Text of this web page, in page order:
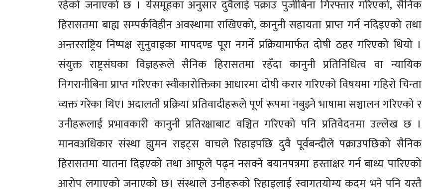
रहेको जनाएको छ । र्यसमूहका अनुसार दुवैलाई पक्राउ पुर्जीबिना गिरफ्तार गरिएको, सैनिक
हिरासतमा बाह्य सम्पर्कविहीन अवस्थामा राखिएको, कानुनी सहायता प्राप्त गर्न नदिइएको तथा
अन्तरराष्ट्रिय निष्पक्ष सुनुवाइका मापदण्ड पूरा नगर्ने प्रक्रियामार्फत दोषी ठहर गरिएको थियो ।
संयुक्त राष्ट्रसंघका विज्ञहरूले सैनिक हिरासतमा रहँदा कानुनी प्रतिनिधित्व वा न्यायिक
निगरानीबिना प्राप्त गरिएका स्वीकारोक्तिका आधारमा दोषी करार गरिएको विषयमा गहिरो चिन्ता
व्यक्त गरेका थिए। अदालती प्रक्रिया प्रतिवादीहरूले पूर्ण रूपमा नबुझ्ने भाषामा सञ्चालन गरिएको र
उनीहरूलाई प्रभावकारी कानुनी प्रतिरक्षाबाट वञ्चित गरिएको पनि प्रतिवेदनमा उल्लेख छ ।
मानवअधिकार संस्था ह्युमन राइट्स वाचले रिहाइपछि दुवै पूर्वबन्दीले पक्राउपछिको सैनिक
हिरासतमा यातना दिइएको तथा आफूले पढ्न नसक्ने बयानपत्रमा हस्ताक्षर गर्न बाध्य पारिएको
आरोप लगाएको जनाएको छ। संस्थाले उनीहरूको रिहाइलाई स्वागतयोग्य कदम भने पनि यस्तै